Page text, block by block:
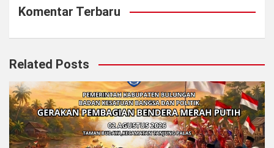
Komentar Terbaru
Related Posts